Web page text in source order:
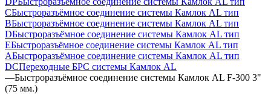
CБыстроразъёмное соединение системы Камлок AL тип
BБыстроразъёмное соединение системы Камлок AL тип
DБыстроразъёмное соединение системы Камлок AL тип
EБыстроразъёмное соединение системы Камлок AL тип
AБыстроразъёмное соединение системы Камлок AL тип
DCПереходные БРС системы Камлок AL
—Быстроразъёмное соединение системы Камлок AL F-300 3"
(75 мм.)